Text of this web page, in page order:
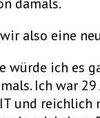
damals.
also eine
würde ich es
Ich war 29
und reichlich